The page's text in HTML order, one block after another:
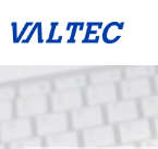
MOT/secureとは
デバイスを監視し